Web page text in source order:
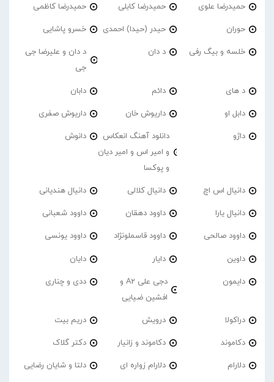
حمیدرضا علوی حمیدرضا کابلی حمیدرضا کاظمی
حوران حیدر (حیدا) احمدی خسرو پاشایی
خلسه و بیگ رفی د دان
د دان و علیرضا جی
جی
د های دائم دابان
دابل او داریوش خان داریوش صفری
داژو
دانلود آهنگ انعکاس
و امیر اس و امیر دیان
و پوکسا
دانوش
دانیال اس اچ دانیال کلالی دانیال هندیانی
دانیال یارا داوود دهقان داوود شعبانی
داوود صالحی داوود قاسملونژاد داوود یونسی
داوین دایار دایان
دایمون
دجی علی A2 و
افشین ضیایی
ددی و چناری
دراکولا درویش دریم بیت
دکاموند دکاموند و زانیار دکتر گلاک
دلارام دلارام زواره ای دلتا و شایان رضایی